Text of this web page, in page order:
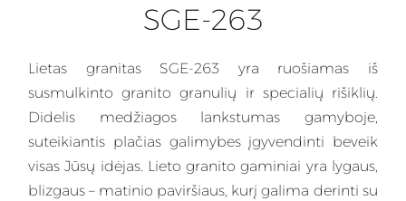
SGE-263
Lietas granitasSGE-263 yra ruošiamas iš
susmulkinto granito granulių ir specialių rišiklių.
Didelis medžiagos lankstumas gamyboje,
suteikiantis plačias galimybes įgyvendinti beveik
visas Jūsų idėjas. Lieto granito gaminiai yra lygaus,
blizgaus – matinio paviršiaus, kurį galima derinti su